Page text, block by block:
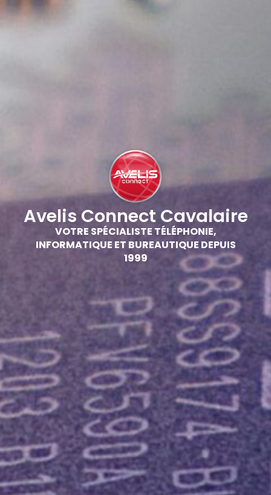
Avelis Connect Cavalaire
VOTRE SPÉCIALISTE TÉLÉPHONIE,
INFORMATIQUE ET BUREAUTIQUE DEPUIS
1999